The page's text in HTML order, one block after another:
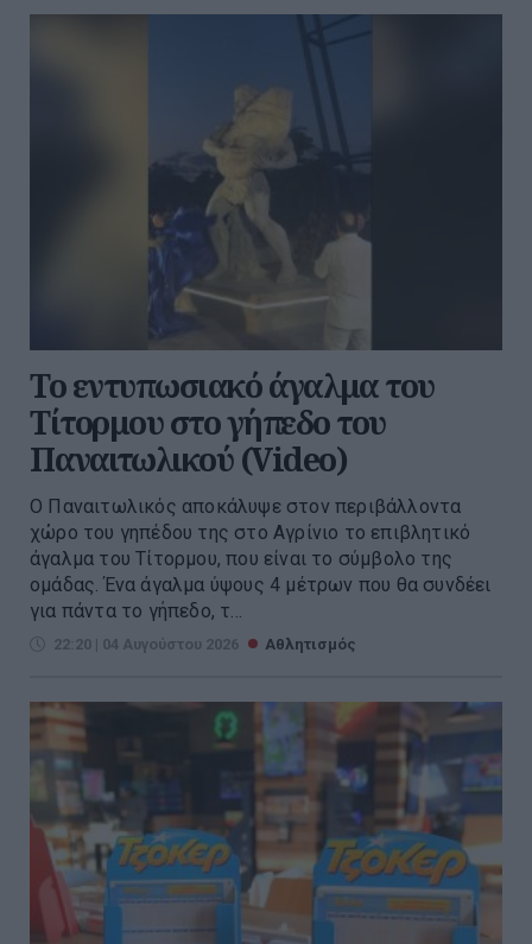
Το εντυπωσιακό άγαλμα του
Τίτορμου στο γήπεδο του
Παναιτωλικού (Video)
Ο Παναιτωλικός αποκάλυψε στον περιβάλλοντα
χώρο του γηπέδου της στο Αγρίνιο το επιβλητικό
άγαλμα του Τίτορμου, που είναι το σύμβολο της
ομάδας. Ένα άγαλμα ύψους 4 μέτρων που θα συνδέει
για πάντα το γήπεδο, τ...
22:20 | 04 Αυγούστου 2026 Αθλητισμός